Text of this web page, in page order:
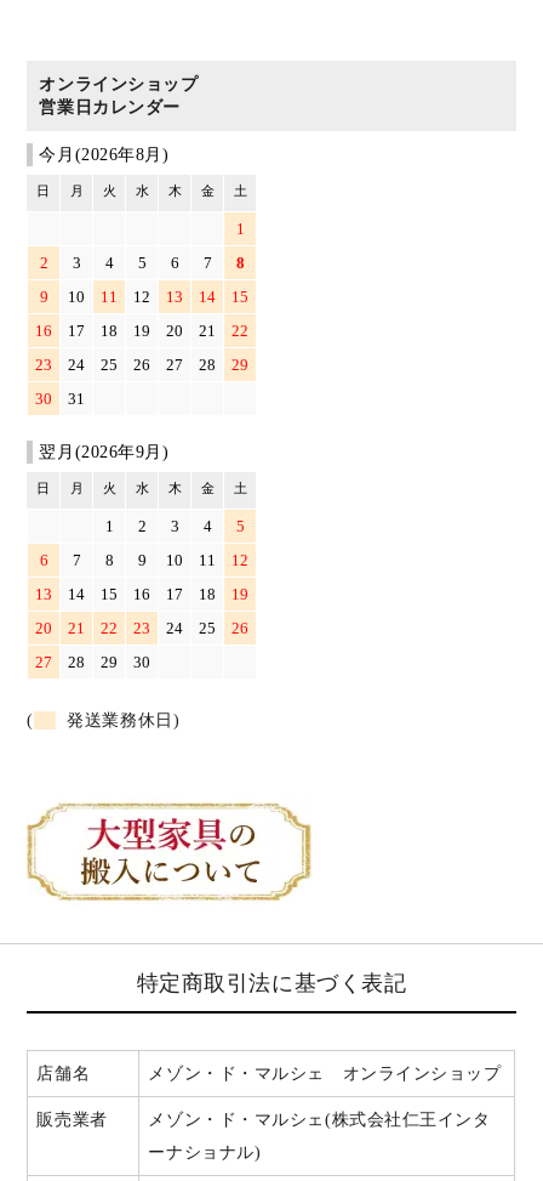
オンラインショップ
営業日カレンダー
今月(2026年8月)
日 月 火 水 木 金 土
1
2
3 4 5 6 7
8
9
10 11 12 13 14
15
16
17 18 19 20 21
22
23
24 25 26 27 28
29
30
31
翌月(2026年9月)
日 月 火 水 木 金 土
1 2 3 4
5
6
7 8 9 10 11
12
13
14 15 16 17 18
19
20
21 22 23 24 25
26
27
28 29 30
( 発送業務休日)
特定商取引法に基づく表記
店舗名 メゾン・ド・マルシェ オンラインショップ
販売業者
メゾン・ド・マルシェ(株式会社仁王インタ
ーナショナル)